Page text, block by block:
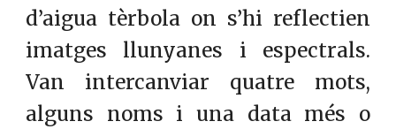
d’aigua tèrbola on s’hi reflectien
imatges llunyanes i espectrals.
Van intercanviar quatre mots,
alguns noms i una data més o